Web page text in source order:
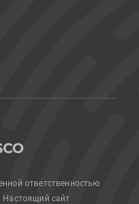
ответственностью
Настоящий сайт